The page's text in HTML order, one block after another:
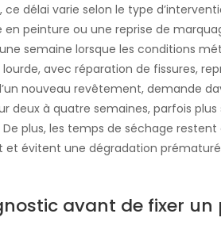
délai varie selon le type
peinture ou une reprise de
semaine lorsque les conditions
avec réparation de fissures,
nouveau revêtement, demande
deux à quatre semaines, parfois plus
plus, les temps de séchage restent
et évitent une dégradation
avant de fixer